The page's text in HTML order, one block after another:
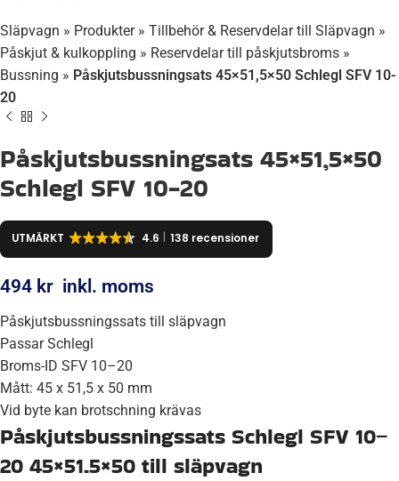
Släpvagn » Produkter» Tillbehör & Reservdelar till Släpvagn »
Påskjut & kulkoppling » Reservdelar till påskjutsbroms »
Bussning » Påskjutsbussningsats 45×51,5×50 Schlegl SFV 10-
20
Påskjutsbussningsats 45×51,5×50
Schlegl SFV 10-20
UTMÄRKT 4.6 138 recensioner
494 kr inkl. moms
Påskjutsbussningssats till släpvagn
Passar Schlegl
Broms-ID SFV 10–20
Mått: 45 x 51,5 x 50 mm
Vid byte kan brotschning krävas
Påskjutsbussningssats Schlegl SFV 10–
20 45×51.5×50 till släpvagn